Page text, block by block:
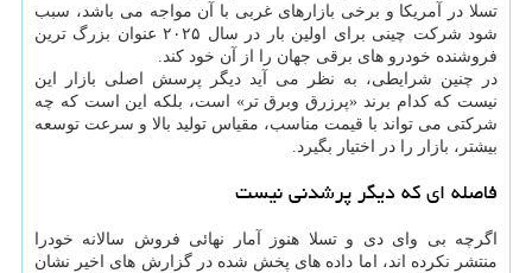
تسلا در آمریکا و برخی بازارهای غربی با آن مواجه می باشد، سبب
شود شرکت چینی برای اولین بار در سال ۲۰۲۵ عنوان بزرگ ترین
فروشنده خودرو های برقی جهان را از آن خود کند.
در چنین شرایطی، به نظر می آید دیگر پرسش اصلی بازار این
نیست که کدام برند «پرزرق وبرق تر» است، بلکه این است که چه
شرکتی می تواند با قیمت مناسب، مقیاس تولید بالا و سرعت توسعه
بیشتر، بازار را در اختیار بگیرد.
فاصله ای که دیگر پرشدنی نیست
اگرچه بی وای دی و تسلا هنوز آمار نهائی فروش سالانه خودرا
منتشر نکرده اند، اما داده های پخش شده در گزارش های اخیر نشان